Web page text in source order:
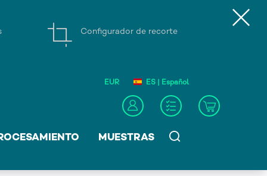
Configurador de recorte
EUR ES | Español
MUESTRAS